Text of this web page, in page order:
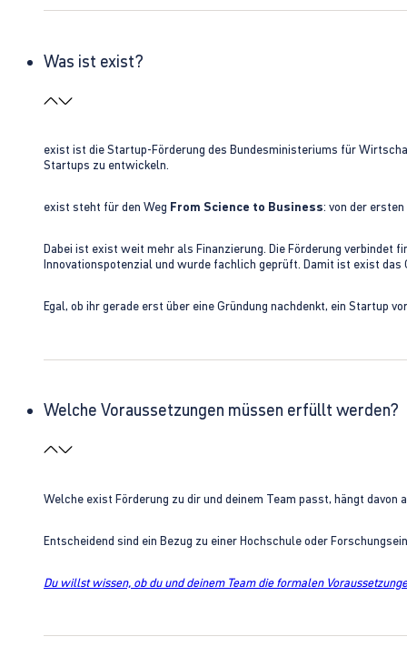
Was ist exist?
exist ist die Startup-Förderung des Bundesministeriums für
Startups zu entwickeln.
exist steht für den Weg From Science to Business: von der
Dabei ist exist weit mehr als Finanzierung. Die Förderung verbindet
Innovationspotenzial und wurde fachlich geprüft. Damit ist exist
Egal, ob ihr gerade erst über eine Gründung nachdenkt, ein Startup
Welche Voraussetzungen müssen erfüllt werden?
Welche exist Förderung zu dir und deinem Team passt, hängt
Entscheidend sind ein Bezug zu einer Hochschule oder
Du willst wissen, ob du und deinem Team die formalen